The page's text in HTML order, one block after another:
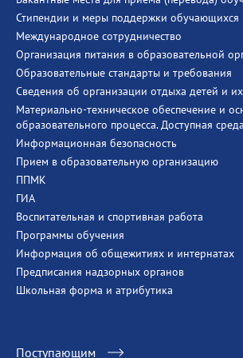
Стипендии и меры поддержки обучающихся
Международное сотрудничество
Организация питания в образовательной
Образовательные стандарты и требования
Сведения об организации отдыха детей и
Материально-техническое обеспечение и
образовательного процесса. Доступная среда
Информационная безопасность
Прием в образовательную организацию
ППМК
ГИА
Воспитательная и спортивная работа
Программы обучения
Информация об общежитиях и интернатах
Предписания надзорных органов
Школьная форма и атрибутика
Поступающим